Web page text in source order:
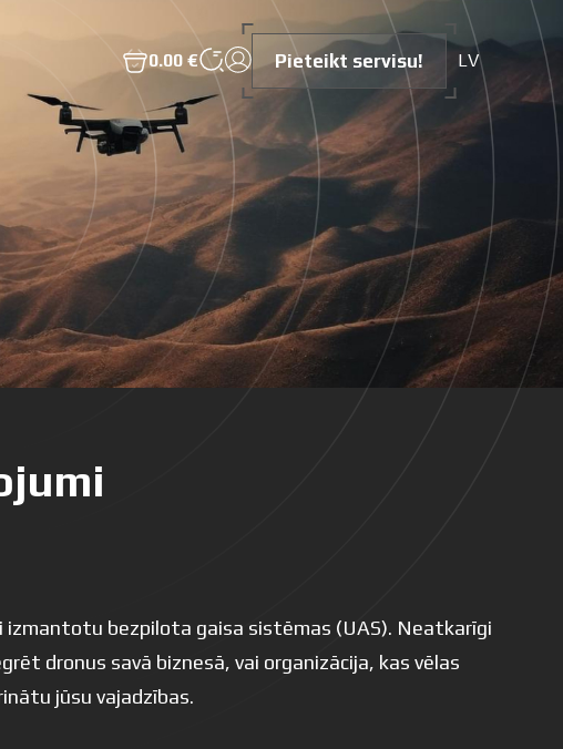
0.00 € Pieteikt servisu! LV
izmantotu bezpilota gaisa sistēmas (UAS). Neatkarīgi
dronus savā biznesā, vai organizācija, kas vēlas
jūsu vajadzības.